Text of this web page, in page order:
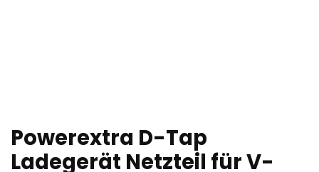
Powerextra D-Tap
Ladegerät Netzteil für V-